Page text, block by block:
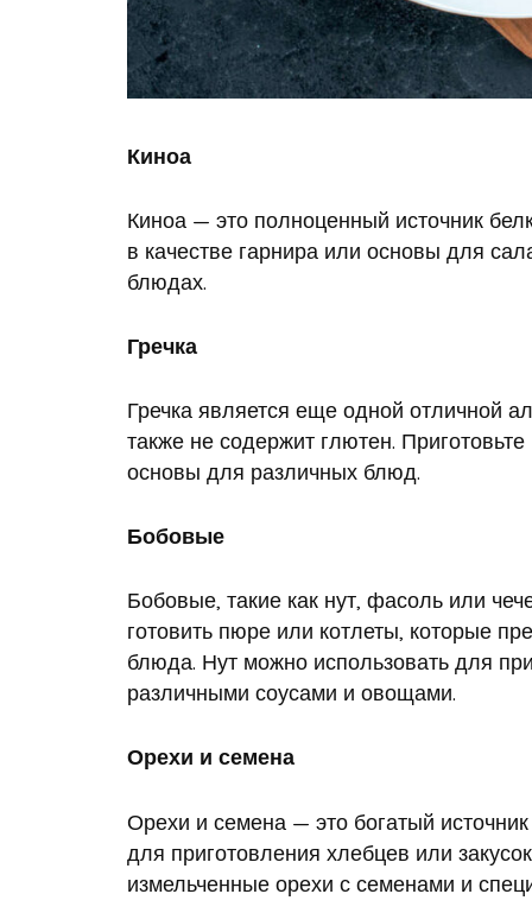
Киноа
Киноа — это полноценный источник
в качестве гарнира или основы для
блюдах.
Гречка
Гречка является еще одной отличной
также не содержит глютен.
основы для различных блюд.
Бобовые
Бобовые, такие как нут, фасоль или
готовить пюре или котлеты, которые
блюда. Нут можно использовать для
различными соусами и овощами.
Орехи и семена
Орехи и семена — это богатый
для приготовления хлебцев или
измельченные орехи с семенами и